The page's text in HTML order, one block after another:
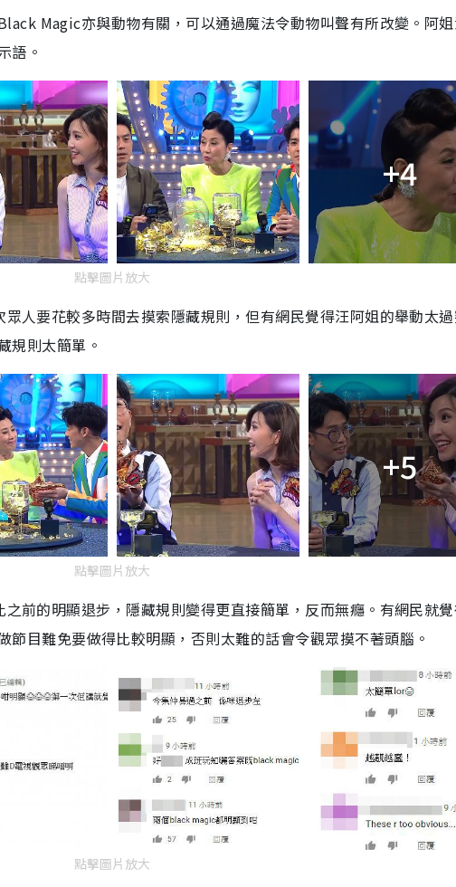
Magic亦與動物有關，可以通過魔法令動物叫聲有所改變。阿
語。
+4
點擊圖片放大
眾人要花較多時間去摸索隱藏規則，但有網民覺得汪阿姐的舉動太
規則太簡單。
+5
點擊圖片放大
之前的明顯退步，隱藏規則變得更直接簡單，反而無癮。有網民就
目難免要做得比較明顯，否則太難的話會令觀眾摸不著頭腦。
點擊圖片放大